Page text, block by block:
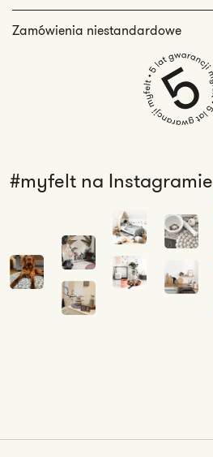
Zamówienia niestandardowe
#myfelt na Instagramie